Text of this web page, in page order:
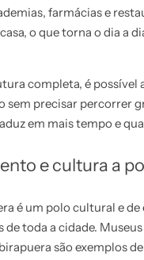
farmácias e
o que torna o dia a
completa, é possível
sem precisar percorrer
em mais tempo e
e cultura a
é um polo cultural e
toda a cidade.
são exemplos